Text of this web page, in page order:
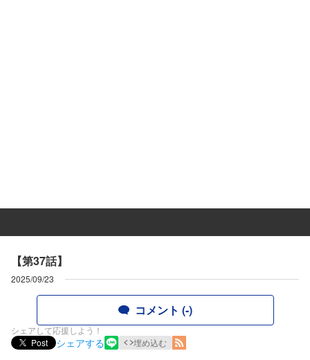
【第37話】
2025/09/23
コメント (-)
シェアして応援しよう！
Post
シェアする 埋め込む